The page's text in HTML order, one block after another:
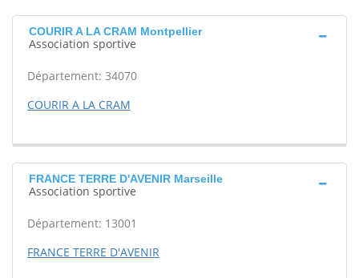
COURIR A LA CRAM Montpellier
Association sportive
Département: 34070
COURIR A LA CRAM
FRANCE TERRE D'AVENIR Marseille
Association sportive
Département: 13001
FRANCE TERRE D'AVENIR